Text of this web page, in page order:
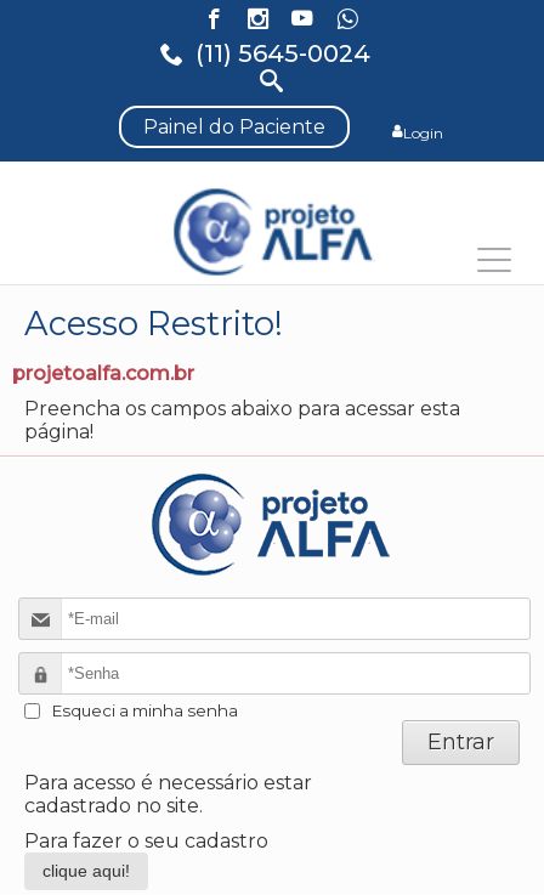
(11) 5645-0024
Painel do Paciente Login
Acesso Restrito!
projetoalfa.com.br
Preencha os campos abaixo para acessar esta
página!
Esqueci a minha senha
Para acesso é necessário estar
cadastrado no site.
Para fazer o seu cadastro
clique aqui!